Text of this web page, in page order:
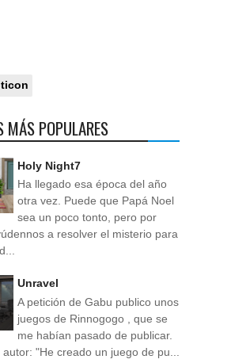
MÁS POPULARES
Holy Night7
Ha llegado esa época del año
otra vez. Puede que Papá Noel
sea un poco tonto, pero por
a resolver el misterio para
Unravel
A petición de Gabu publico unos
juegos de Rinnogogo , que se
me habían pasado de publicar.
"He creado un juego de pu...